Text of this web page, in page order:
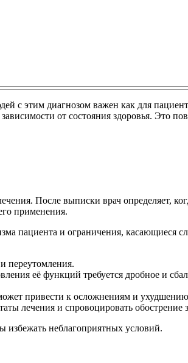
с этим диагнозом важен как для
от состояния здоровья. Это
После выписки врач определяет,
применения.
пациента и ограничения, касающиеся
переутомления.
её функций требуется дробное и
привести к осложнениям и
лечения и спровоцировать обострение
избежать неблагоприятных условий.